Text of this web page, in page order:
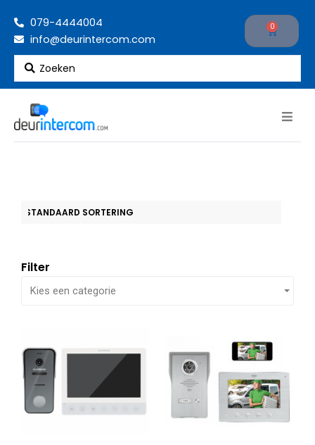
naar
inhoud
079-4444004
info@deurintercom.com
0 Cart
Search
...
Filter
Kies een categorie
prijs
€ 189,00.
prijs
€ 129,00.
prijs
€ 249,00.
€